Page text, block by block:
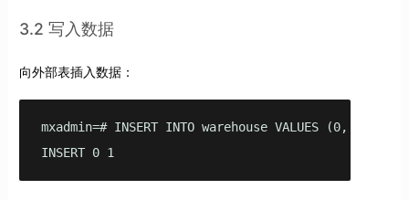
3.2 写入数据
向外部表插入数据：
mxadmin=# INSERT INTO warehouse VALUES (0, 2,
INSERT 0 1